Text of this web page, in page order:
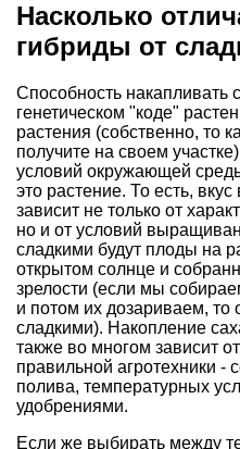
Насколько
гибриды от
Способность накапливать
генетическом "коде"
растения (собственно, то
получите на своем
условий окружающей
это растение. То есть,
зависит не только от
но и от условий
сладкими будут плоды на
открытом солнце и
зрелости (если мы
и потом их дозариваем, то
сладкими). Накопление
также во многом зависит
правильной агротехники -
полива, температурных
удобрениями.
Если же выбирать между